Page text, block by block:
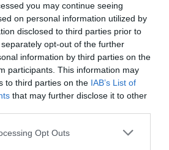
you may continue seeing
on personal information utilized by
disclosed to third parties prior to
opt-out of the further
information by third parties on the
participants. This information may
to third parties on the IAB’s List of
that may further disclose it to other
Opt Outs